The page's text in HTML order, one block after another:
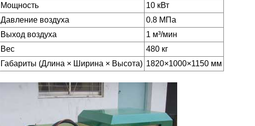
Мощность
10 кВт
Давление воздуха
0.8 МПа
Выход воздуха
1 м³/мин
Вес
480 кг
Габариты (Длина × Ширина × Высота) 1820×1000×1150 мм